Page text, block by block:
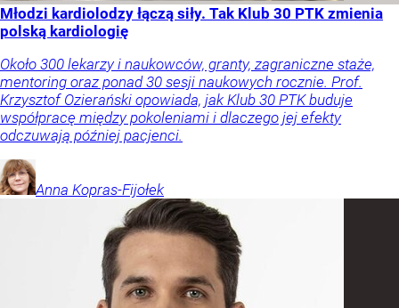
Młodzi kardiolodzy łączą siły. Tak Klub 30 PTK zmienia
polską kardiologię
Około 300 lekarzy i naukowców, granty, zagraniczne staże,
mentoring oraz ponad 30 sesji naukowych rocznie. Prof.
Krzysztof Ozierański opowiada, jak Klub 30 PTK buduje
współpracę między pokoleniami i dlaczego jej efekty
odczuwają później pacjenci.
Anna Kopras-Fijołek